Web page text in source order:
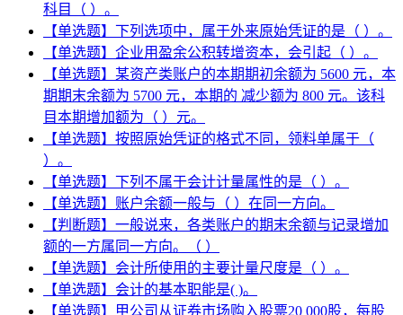
科目（ ）。
【单选题】下列选项中，属于外来原始凭证的是（ ）。
【单选题】企业用盈余公积转增资本，会引起（ ）。
【单选题】某资产类账户的本期期初余额为 5600 元，本
期期末余额为 5700 元，本期的 减少额为 800 元。该科
目本期增加额为（ ）元。
【单选题】按照原始凭证的格式不同，领料单属于（
）。
【单选题】下列不属于会计计量属性的是（ ）。
【单选题】账户余额一般与（ ）在同一方向。
【判断题】一般说来，各类账户的期末余额与记录增加
额的一方属同一方向。（ ）
【单选题】会计所使用的主要计量尺度是（ ）。
【单选题】会计的基本职能是( )。
【单选题】甲公司从证券市场购入股票20 000股，每股